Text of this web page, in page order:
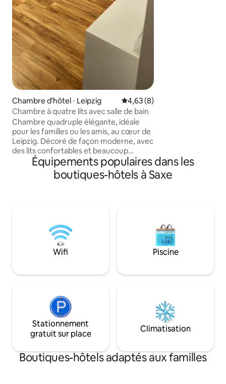
Chambre d'hôtel ⋅ Leipzig Évaluation moyenne sur la
4,63 (8)
Chambre à quatre lits avec salle de bain
Chambre quadruple élégante, idéale
pour les familles ou les amis, au cœur de
Leipzig. Décoré de façon moderne, avec
des lits confortables et beaucoup
d'espace pour se détendre. La salle de
bain privée dispose d'une grande
douche, de serviettes douces et de tout
rangement et un coin salon confortable
complètent la chambre. Emplacement
central, tous les points forts de la ville
sont à distance de marche. En plus, un
plats.
Équipements populaires dans les
boutiques-hôtels à Saxe
Wifi Piscine
Stationnement
gratuit sur place
Climatisation
Boutiques-hôtels adaptés aux familles